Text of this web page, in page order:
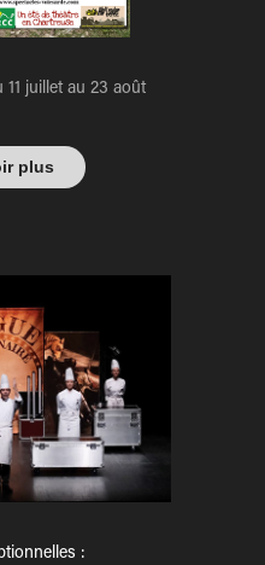
juillet au 23 août
plus
: